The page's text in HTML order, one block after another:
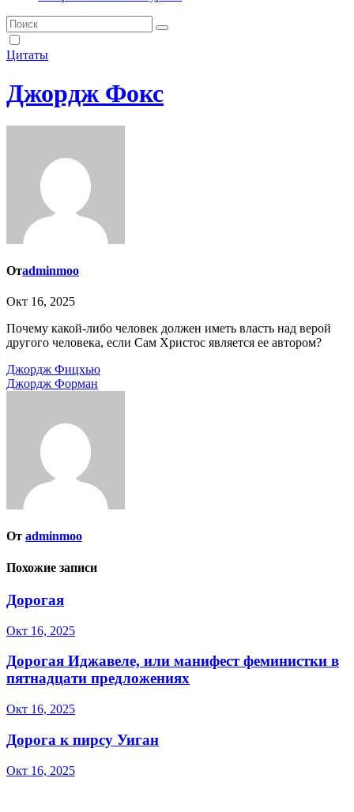
Цитаты
Джордж Фокс
Отadminmoo
Окт 16, 2025
Почему какой-либо человек должен иметь власть над верой
другого человека, если Сам Христос является ее автором?
Навигация
по
Джордж Фицхью
Джордж Форман
От adminmoo
Похожие записи
Дорогая
Окт 16, 2025
Дорогая Иджавеле, или манифест феминистки в
пятнадцати предложениях
Окт 16, 2025
Дорога к пирсу Уиган
Окт 16, 2025